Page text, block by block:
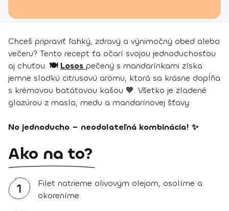
Chceš pripraviť ľahký, zdravý a výnimočný obed alebo
večeru? Tento recept ťa očarí svojou jednoduchosťou
aj chuťou. 🍽️ Losos pečený s mandarínkami získa
jemne sladkú citrusovú arómu, ktorá sa krásne dopĺňa
s krémovou batátovou kašou 🧡. Všetko je zladené
glazúrou z masla, medu a mandarínovej šťavy.
No jednoducho – neodolateľná kombinácia! ✨
Ako na to?
1
Filet natrieme olivovým olejom, osolíme a
okoreníme.